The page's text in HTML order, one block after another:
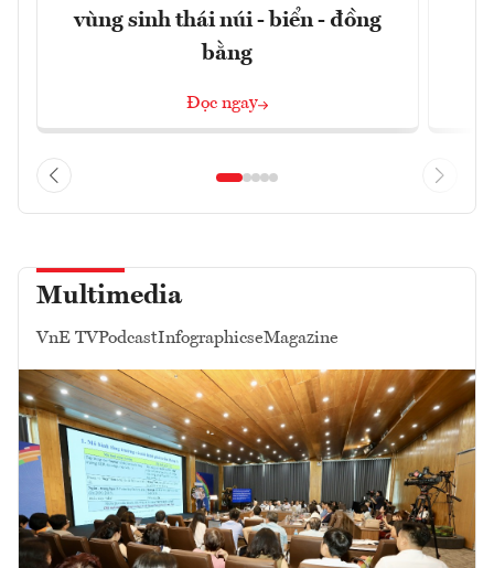
vùng sinh thái núi - biển - đồng
bằng
Đọc ngay
Multimedia
VnE TVPodcastInfographicseMagazine